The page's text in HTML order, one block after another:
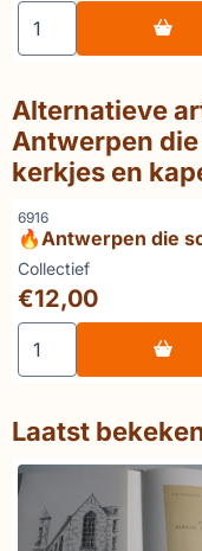
Aantal kiezen voor
Alternatieve
Antwerpen
kerkjes en
Artikelnummer
6916
🔥Antwerpen die
Historische
en plaatsen aan de
Schelde
Merk:
Collectief
Prijs: 12,00
€12,00
Aantal kiezen voor
Laatst